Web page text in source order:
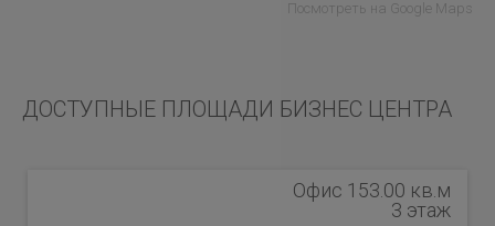
Посмотреть на Google Maps
ДОСТУПНЫЕ ПЛОЩАДИ БИЗНЕС ЦЕНТРА
Офис 153.00 кв.м
3 этаж